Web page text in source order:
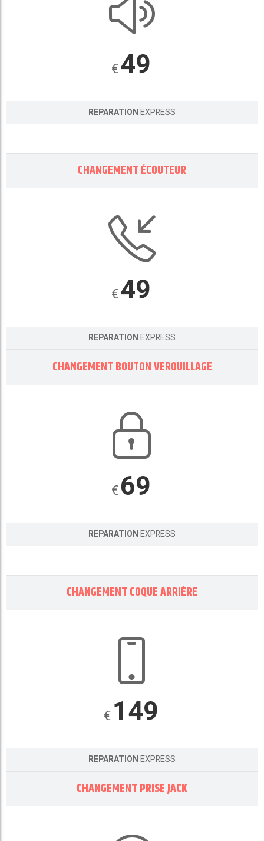
€49
REPARATIONEXPRESS
CHANGEMENT ÉCOUTEUR
€49
REPARATIONEXPRESS
CHANGEMENT BOUTON VEROUILLAGE
€69
REPARATIONEXPRESS
CHANGEMENT COQUE ARRIÈRE
€149
REPARATIONEXPRESS
CHANGEMENT PRISE JACK